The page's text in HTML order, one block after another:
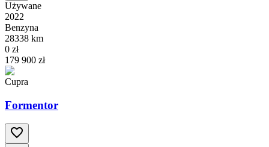
Używane
2022
Benzyna
28338 km
0 zł
179 900 zł
Cupra
Formentor